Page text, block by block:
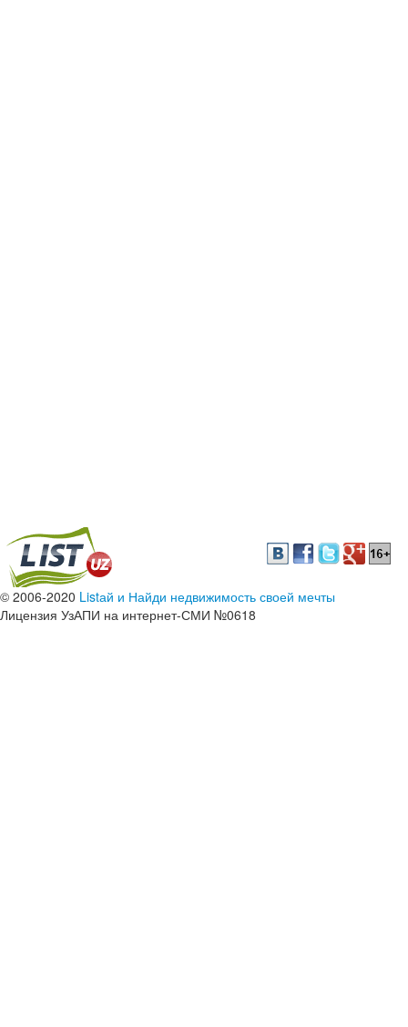
© 2006-2020 Listай и Найди недвижимость своей мечты
Лицензия УзАПИ на интернет-СМИ №0618